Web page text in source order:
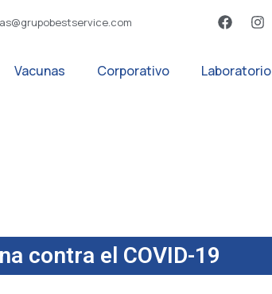
Vacunas Corporativo Laboratorio
contra el COVID-19